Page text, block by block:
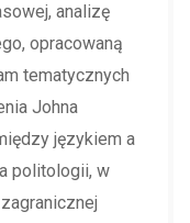
analizę
opracowaną
tematycznych
Johna
językiem a
politologii, w